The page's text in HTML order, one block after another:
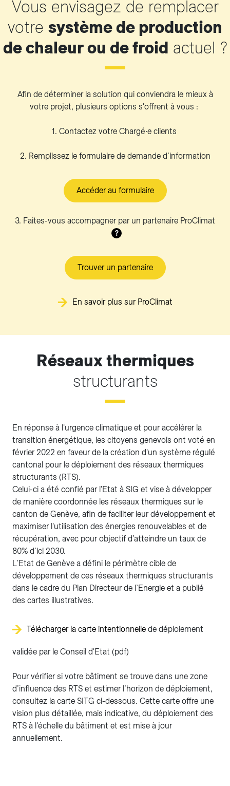
Vous envisagez de remplacer
votre système de production
de chaleur ou de froid actuel ?
Afin de déterminer la solution qui conviendra le mieux à
votre projet, plusieurs options s'offrent à vous :
1. Contactez votre Chargé∙e clients
2. Remplissez le formulaire de demande d’information
Accéder au formulaire
3. Faites-vous accompagner par un partenaire ProClimat
?
Trouver un partenaire
En savoir plus sur ProClimat
Réseaux thermiques
structurants
En réponse à l'urgence climatique et pour accélérer la
transition énergétique, les citoyens genevois ont voté en
février 2022 en faveur de la création d'un système régulé
cantonal pour le déploiement des réseaux thermiques
structurants (RTS).
Celui-ci a été confié par l'Etat à SIG et vise à développer
de manière coordonnée les réseaux thermiques sur le
canton de Genève, afin de faciliter leur développement et
maximiser l'utilisation des énergies renouvelables et de
récupération, avec pour objectif d’atteindre un taux de
80% d’ici 2030.
L’Etat de Genève a défini le périmètre cible de
développement de ces réseaux thermiques structurants
dans le cadre du Plan Directeur de l’Energie et a publié
des cartes illustratives.
Télécharger la carte intentionnelle de déploiement
validée par le Conseil d'Etat (pdf)
Pour vérifier si votre bâtiment se trouve dans une zone
d’influence des RTS et estimer l’horizon de déploiement,
consultez la carte SITG ci-dessous. Cette carte offre une
vision plus détaillée, mais indicative, du déploiement des
RTS à l'échelle du bâtiment et est mise à jour
annuellement.